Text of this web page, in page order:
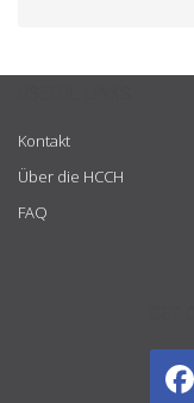
Kontakt
Über die HCCH
FAQ